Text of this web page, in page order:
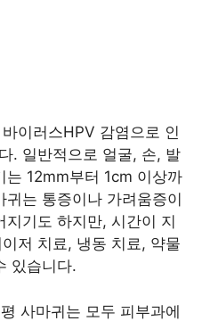
이러스HPV 감염으로 인
. 일반적으로 얼굴, 손, 발
는 12mm부터 1cm 이상까
는 통증이나 가려움증이
기도 하지만, 시간이 지
저 치료, 냉동 치료, 약물
있습니다.
사마귀는 모두 피부과에